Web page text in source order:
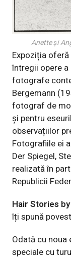
Anette și
Expoziția
întregii opere
fotografe
Bergemann
fotograf de
și pentru
observațiilor
Fotografiile ei
Der Spiegel,
realizată în
Republicii
Hair Stories by
îți spună
Odată cu
speciale cu